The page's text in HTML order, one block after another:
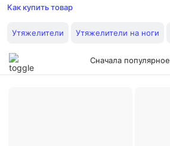
Как купить товар
Утяжелители Утяжелители на ноги
Сначала популярное